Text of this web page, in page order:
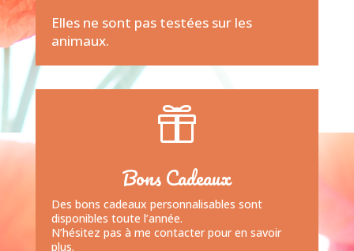
Elles ne sont pas testées sur les
animaux.

Bons Cadeaux
Des bons cadeaux personnalisables sont
disponibles toute l’année.
N’hésitez pas à me contacter pour en savoir
plus.